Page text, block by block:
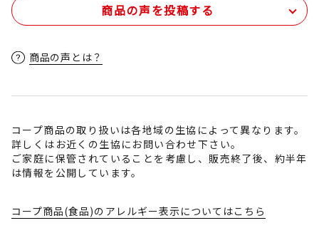
商品の声を投稿する
商品の声とは？
コープ商品の取り扱いは各地域の生協によって異なります。
詳しくはお近くの生協にお問い合わせ下さい。
ご家庭に保管されていることを考慮し、販売終了後、約半年
は情報を公開しています。
コープ商品(食品)のアレルギー表示についてはこちら